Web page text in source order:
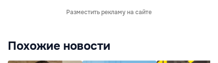
Разместить рекламу на сайте
Похожие новости